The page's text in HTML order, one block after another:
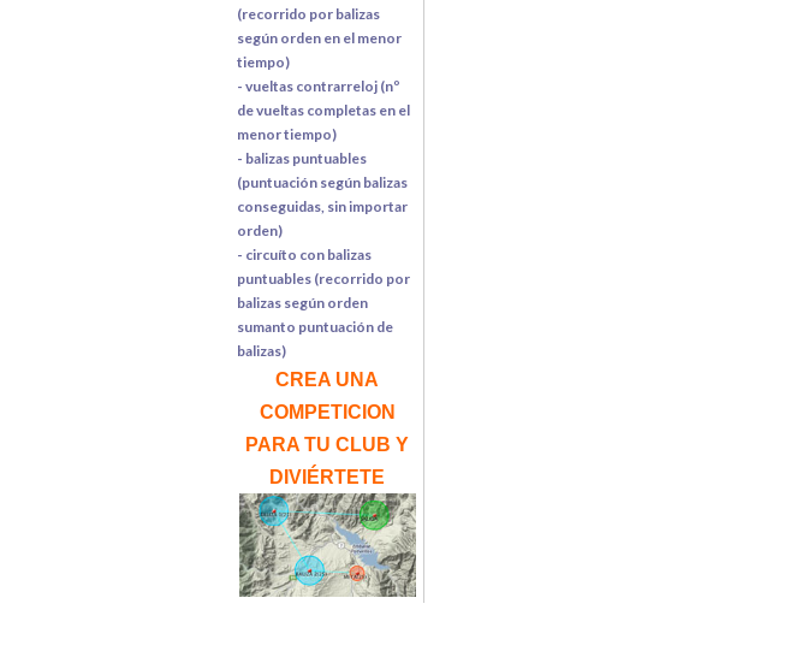
(recorrido por balizas
según orden en el menor
tiempo)
- vueltas contrarreloj (nº
de vueltas completas en el
menor tiempo)
- balizas puntuables
(puntuación según balizas
conseguidas, sin importar
orden)
- circuíto con balizas
puntuables (recorrido por
balizas según orden
sumanto puntuación de
balizas)
CREA UNA
COMPETICION
PARA TU CLUB Y
DIVIÉRTETE